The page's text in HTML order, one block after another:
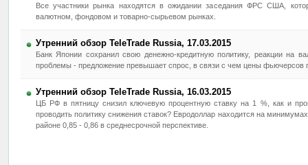
Все участники рынка находятся в ожидании заседания ФРС США,
валютном, фондовом и товарно-сырьевом рынках.
Утренний обзор TeleTrade Russia, 17.03.2015
Банк Японии сохранил свою денежно-кредитную политику, реакции на
проблемы - предложение превышает спрос, в связи с чем цены фьючерсов
Утренний обзор TeleTrade Russia, 16.03.2015
ЦБ РФ в пятницу снизил ключевую процентную ставку на 1 %, как и
проводить политику снижения ставок? Евродоллар находится на
районе 0,85 - 0,86 в среднесрочной перспективе.